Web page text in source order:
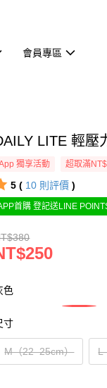
會員專區
LITE 輕壓
獨享活動 超取滿
5 ( 10 則評價 )
首購 登記送LINE
色
寸
M（22–25cm） L